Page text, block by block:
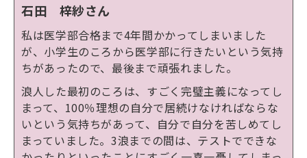
石田 梓紗さん
私は医学部合格まで4年間かかってしまいました
が、小学生のころから医学部に行きたいという気持
ちがあったので、最後まで頑張れました。
浪人した最初のころは、すごく完璧主義になってし
まって、 100％理想の自分で居続けなければならな
いという気持ちがあって、自分で自分を苦しめてし
まっていました。3浪までの間は、テストでできな